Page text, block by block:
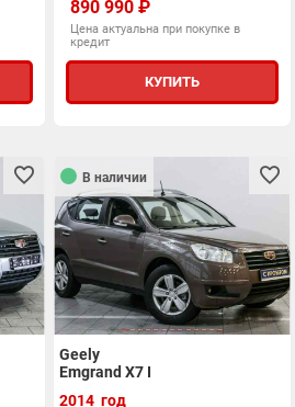
890 990 ₽
Цена актуальна при покупке в
кредит
КУПИТЬ
В наличии
Geely
Emgrand X7 I
2014 год